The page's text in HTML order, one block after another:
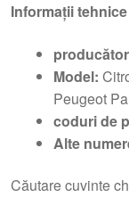
Informații tehnice
Model:
Peugeot
coduri de
Alte
Căutare cuvinte